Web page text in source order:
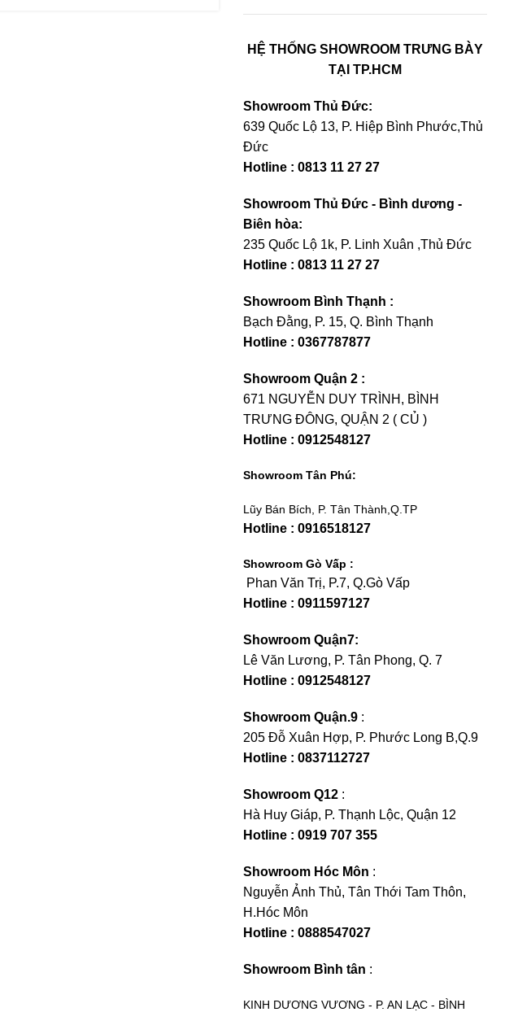
HỆ THỐNG SHOWROOM TRƯNG BÀY
TẠI TP.HCM
Showroom Thủ Đức:
639 Quốc Lộ 13, P. Hiệp Bình Phước,Thủ
Đức
Hotline : 0813 11 27 27
Showroom Thủ Đức - Bình dương -
Biên hòa:
235 Quốc Lộ 1k, P. Linh Xuân ,Thủ Đức
Hotline : 0813 11 27 27
Showroom Bình Thạnh :
Bạch Đằng, P. 15, Q. Bình Thạnh
Hotline : 0367787877
Showroom Quận 2 :
671 NGUYỄN DUY TRÌNH, BÌNH
TRƯNG ĐÔNG, QUẬN 2 ( CỦ )
Hotline : 0912548127
Showroom Tân Phú:
Lũy Bán Bích, P. Tân Thành,Q.TP
Hotline : 0916518127
Showroom Gò Vấp :
Phan Văn Trị, P.7, Q.Gò Vấp
Hotline : 0911597127
Showroom Quận7:
Lê Văn Lương, P. Tân Phong, Q. 7
Hotline : 0912548127
Showroom Quận.9 :
205 Đỗ Xuân Hợp, P. Phước Long B,Q.9
Hotline : 0837112727
Showroom Q12 :
Hà Huy Giáp, P. Thạnh Lộc, Quận 12
Hotline : 0919 707 355
Showroom Hóc Môn :
Nguyễn Ảnh Thủ, Tân Thới Tam Thôn,
H.Hóc Môn
Hotline : 0888547027
Showroom Bình tân :
KINH DƯƠNG VƯƠNG - P. AN LẠC - BÌNH